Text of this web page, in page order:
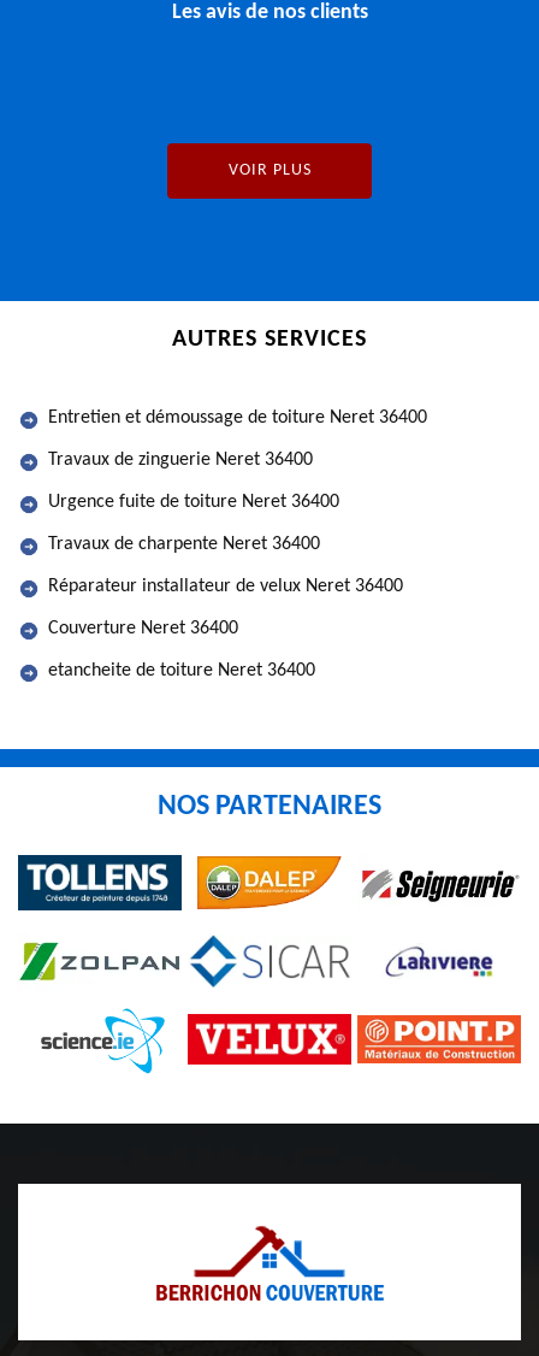
Les avis de nos clients
VOIR PLUS
AUTRES SERVICES
Entretien et démoussage de toiture Neret 36400
Travaux de zinguerie Neret 36400
Urgence fuite de toiture Neret 36400
Travaux de charpente Neret 36400
Réparateur installateur de velux Neret 36400
Couverture Neret 36400
etancheite de toiture Neret 36400
NOS PARTENAIRES